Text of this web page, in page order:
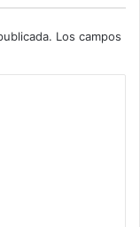
Los campos